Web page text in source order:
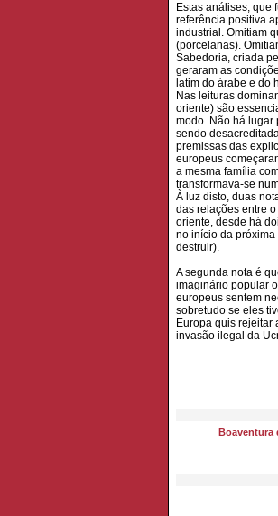
Estas análises, que
referência positiva
industrial. Omitiam
(porcelanas).
Sabedoria, criada
geraram as
latim do árabe e do
Nas leituras
oriente) são
modo. Não há lugar
sendo
premissas das
europeus
a mesma família
transformava-se
À luz disto, duas
das relações entre
oriente, desde há
no início da
destruir).
A segunda nota é
imaginário popular
europeus sentem
sobretudo se eles
Europa quis rejeitar
invasão ilegal da
Boaventura